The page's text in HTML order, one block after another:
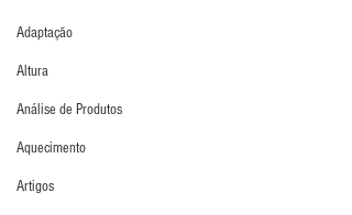
Adaptação
Altura
Análise de Produtos
Aquecimento
Artigos